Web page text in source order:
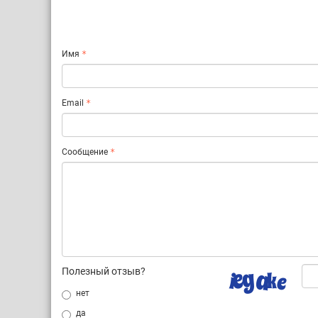
Имя
Email
Сообщение
Полезный отзыв?
нет
да